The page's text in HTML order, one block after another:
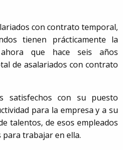
con contrato temporal,
tienen prácticamente la
ahora que hace seis años
de asalariados con contrato
satisfechos con su puesto
para la empresa y a su
talentos, de esos empleados
trabajar en ella.